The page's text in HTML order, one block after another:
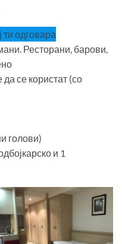
ти одговара
Ресторани, барови,
се користат (со
голови)
и 1